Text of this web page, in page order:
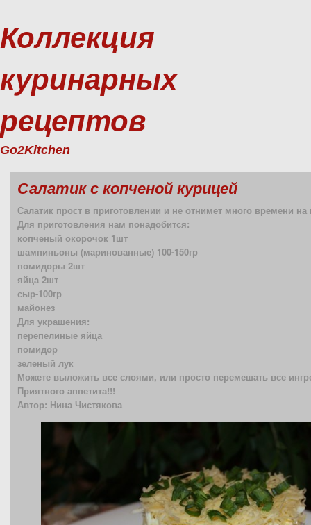
Коллекция
куринарных
рецептов
Go2Kitchen
Салатик с копченой курицей
Салатик прост в приготовлении и не отнимет много времени на
Для приготовления нам понадобится:
копченый окорочок 1шт
шампиньоны (маринованные) 100-150гр
помидоры 2шт
яйца 2шт
сыр-100гр
майонез
Для украшения:
перепелиные яйца
помидор
зеленый лук
Можете выложить все слоями, или просто перемешать все
Приятного аппетита!!!
Автор: Нина Чистякова